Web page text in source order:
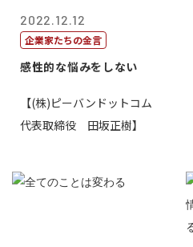
2022.12.12
企業家たちの金言
感性的な悩みをしない
【(株)ピーバンドットコム
代表取締役 田坂正樹】